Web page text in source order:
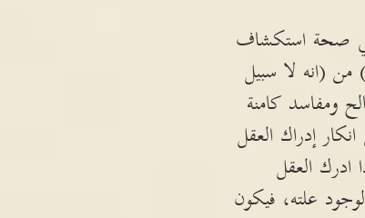
صحة استكشاف
(انه لا سبيل
ومفاسد كامنة
إدراك العقل
العقل
علته، فيكون